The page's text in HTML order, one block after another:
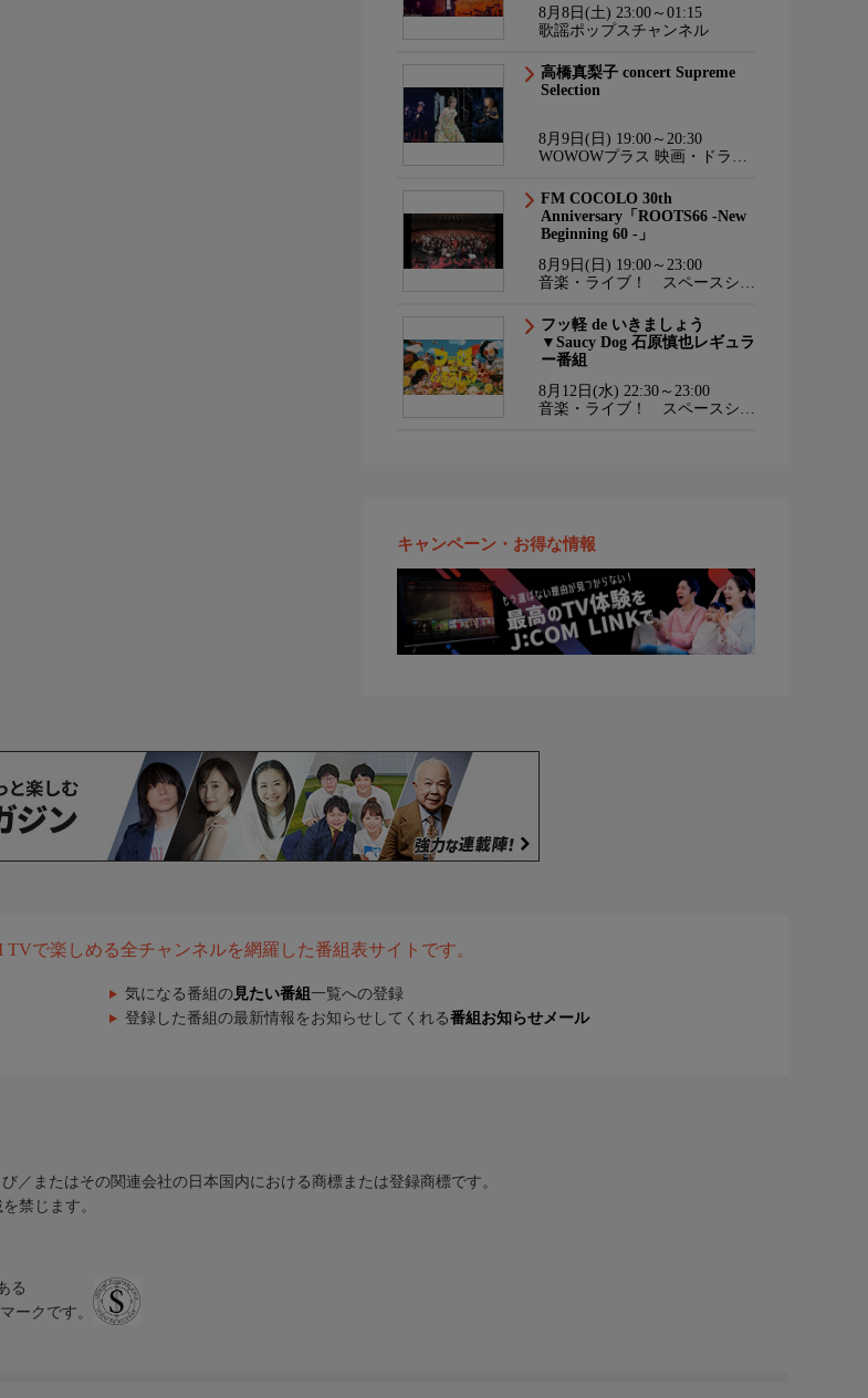
8月8日(土) 23:00～01:15
歌謡ポップスチャンネル
高橋真梨子 concert Supreme
Selection
8月9日(日) 19:00～20:30
WOWOWプラス 映画・ドラ
FM COCOLO 30th
Anniversary「ROOTS66 -New
Beginning 60 -」
8月9日(日) 19:00～23:00
音楽・ライブ！ スペースシャ
フッ軽 de いきましょう
▼Saucy Dog 石原慎也レギュラ
ー番組
8月12日(水) 22:30～23:00
音楽・ライブ！ スペースシャ
キャンペーン・お得な情報
TVで楽しめる全チャンネルを網羅した番組表サイトです。
気になる番組の 見たい番組 一覧への登録
登録した番組の最新情報をお知らせしてくれる番組お知らせメール
／またはその関連会社の日本国内における商標または登録商標です。
禁じます。
る
ークです。